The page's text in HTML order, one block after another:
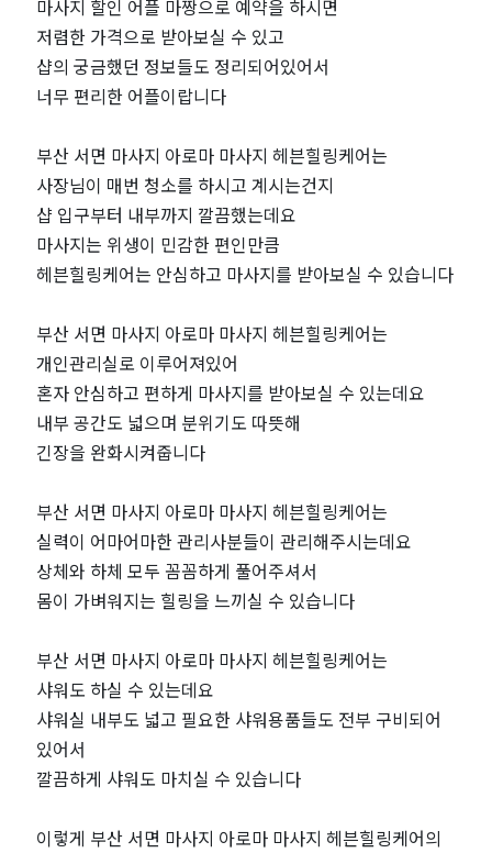
마
사
지
샵
추
천
｜
마
마사지 할인 어플 마짱으로 예약을 하시면
저렴한 가격으로 받아보실 수 있고
샵의 궁금했던 정보들도 정리되어있어서
너무 편리한 어플이랍니다
부산 서면 마사지 아로마 마사지 헤븐힐링케어는
사장님이 매번 청소를 하시고 계시는건지
샵 입구부터 내부까지 깔끔했는데요
마사지는 위생이 민감한 편인만큼
헤븐힐링케어는 안심하고 마사지를 받아보실 수 있습니다
부산 서면 마사지 아로마 마사지 헤븐힐링케어는
개인관리실로 이루어져있어
혼자 안심하고 편하게 마사지를 받아보실 수 있는데요
내부 공간도 넓으며 분위기도 따뜻해
긴장을 완화시켜줍니다
부산 서면 마사지 아로마 마사지 헤븐힐링케어는
실력이 어마어마한 관리사분들이 관리해주시는데요
상체와 하체 모두 꼼꼼하게 풀어주셔서
몸이 가벼워지는 힐링을 느끼실 수 있습니다
부산 서면 마사지 아로마 마사지 헤븐힐링케어는
샤워도 하실 수 있는데요
샤워실 내부도 넓고 필요한 샤워용품들도 전부 구비되어
있어서
깔끔하게 샤워도 마치실 수 있습니다
이렇게 부산 서면 마사지 아로마 마사지 헤븐힐링케어의